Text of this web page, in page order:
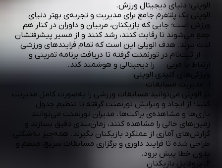
الوپلی؛ دنیای دیجیتال ورزش.
الوپلی یک پلتفرم جامع برای مدیریت و تجربه‌ی بهتر دنیای
ورزش است؛ جایی که بازیکنان، مربیان و داوران در کنار هم
جمع می‌شوند تا رقابت کنند، رشد کنند و از مسیر پیشرفتشان
لذت ببرند. هدف الوپلی این است که تمام فرایندهای ورزشی
— از ثبت‌نام در تورنمنت گرفته تا دریافت برنامه تمرینی و
ارتباط با مربی — را دیجیتالی و هوشمند کند.
ویژگی‌های کلیدی الوپلی:
در الوپلی می‌توانید مسابقات ورزشی را به‌صورت کامل مدیریت
کنید؛ از ایجاد و ویرایش تورنمنت گرفته تا تنظیم جدول
بازی‌ها و مشاهده‌ی براکت‌ها. مدیران تورنمنت می‌توانند
زمین‌های خالی را مشاهده کنند، زمان‌بندی دقیق بسازند و
گزارش‌های آماری از عملکرد بازیکنان بگیرند. همه‌چیز به‌شکلی
طراحی شده تا فرایند داوری و برگزاری مسابقات سریع، منظم و
بدون خطا پیش برود.